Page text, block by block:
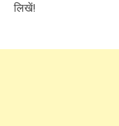
लिखें!